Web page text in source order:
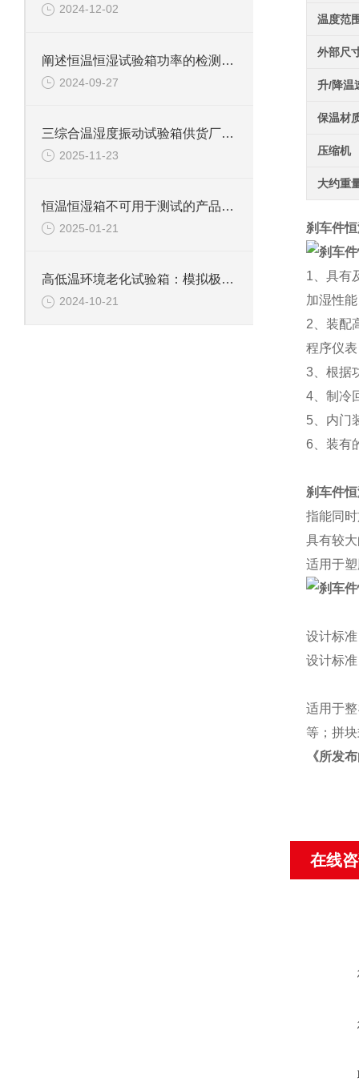
2024-12-02
阐述恒温恒湿试验箱功率的检测方法
2024-09-27
三综合温湿度振动试验箱供货厂家：技术解析与选购指南
2025-11-23
恒温恒湿箱不可用于测试的产品详解
2025-01-21
高低温环境老化试验箱：模拟极限环境的测试利器
2024-10-21
温度范
外部尺
升/降温
保温材
压缩机
大约重
刹车件
1、具有
加湿性
2、装配
程序仪
3、根据
4、制冷
5、内门
6、装有
刹车件
指能同
具有较
适用于
设计标准
设计标
适用于
等；拼
《所发
在线